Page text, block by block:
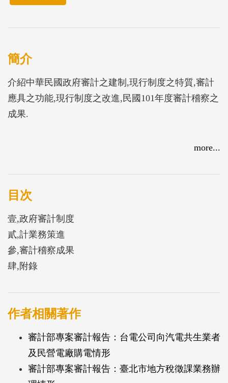
簡介
介紹中華民國政府審計之建制,現行制度之特質,審計
應具之功能,現行制度之改進,民國101年度審計稽察之
成果.
more...
目次
壹,政府審計制度
貳,計業務策進
參,審計稽察成果
肆,附錄
作者相關著作
審計部專案審計報告：台電公司向汽電共生業者
及民營電廠購電情形
審計部專案審計報告：臺北市地方稅徵課業務辦